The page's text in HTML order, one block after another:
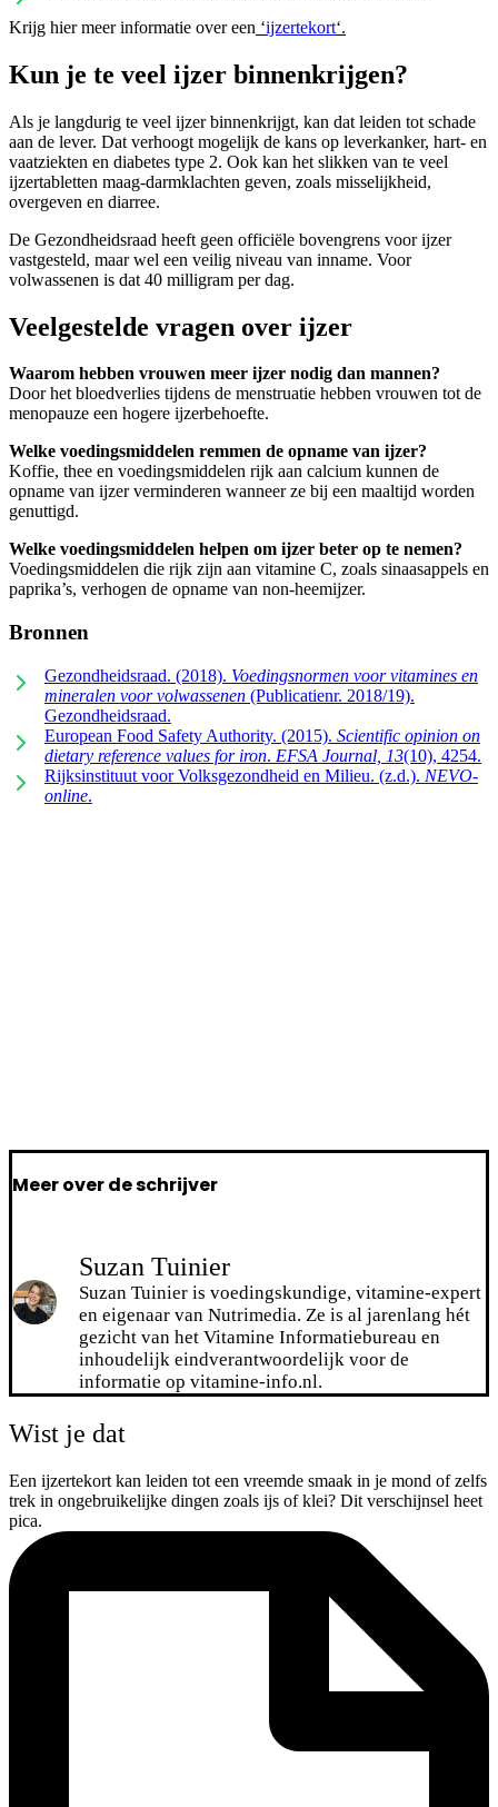
Krijg hier meer informatie over een ‘ijzertekort‘.
Kun je te veel ijzer binnenkrijgen?
Als je langdurig te veel ijzer binnenkrijgt, kan dat leiden tot schade
aan de lever. Dat verhoogt mogelijk de kans op leverkanker, hart- en
vaatziekten en diabetes type 2. Ook kan het slikken van te veel
ijzertabletten maag-darmklachten geven, zoals misselijkheid,
overgeven en diarree.
De Gezondheidsraad heeft geen officiële bovengrens voor ijzer
vastgesteld, maar wel een veilig niveau van inname. Voor
volwassenen is dat 40 milligram per dag.
Veelgestelde vragen over ijzer
Waarom hebben vrouwen meer ijzer nodig dan mannen?
Door het bloedverlies tijdens de menstruatie hebben vrouwen tot de
menopauze een hogere ijzerbehoefte.
Welke voedingsmiddelen remmen de opname van ijzer?
Koffie, thee en voedingsmiddelen rijk aan calcium kunnen de
opname van ijzer verminderen wanneer ze bij een maaltijd worden
genuttigd.
Welke voedingsmiddelen helpen om ijzer beter op te nemen?
Voedingsmiddelen die rijk zijn aan vitamine C, zoals sinaasappels en
paprika’s, verhogen de opname van non-heemijzer.
Bronnen
Gezondheidsraad. (2018). Voedingsnormen voor vitamines en
mineralen voor volwassenen (Publicatienr. 2018/19).
Gezondheidsraad.
European Food Safety Authority. (2015). Scientific opinion on
dietary reference values for iron. EFSA Journal, 13(10), 4254.
Rijksinstituut voor Volksgezondheid en Milieu. (z.d.). NEVO-
online.
Meer over de schrijver
Suzan Tuinier
Suzan Tuinier is voedingskundige, vitamine-expert
en eigenaar van Nutrimedia. Ze is al jarenlang hét
gezicht van het Vitamine Informatiebureau en
inhoudelijk eindverantwoordelijk voor de
informatie op vitamine-info.nl.
Wist je dat
Een ijzertekort kan leiden tot een vreemde smaak in je mond of zelfs
trek in ongebruikelijke dingen zoals ijs of klei? Dit verschijnsel heet
pica.